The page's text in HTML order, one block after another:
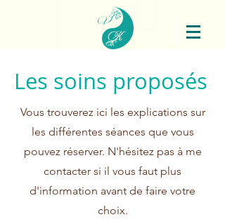
Les soins proposés
Vous trouverez ici les explications sur
les différentes séances que vous
pouvez réserver. N'hésitez pas à me
contacter si il vous faut plus
d'information avant de faire votre
choix.